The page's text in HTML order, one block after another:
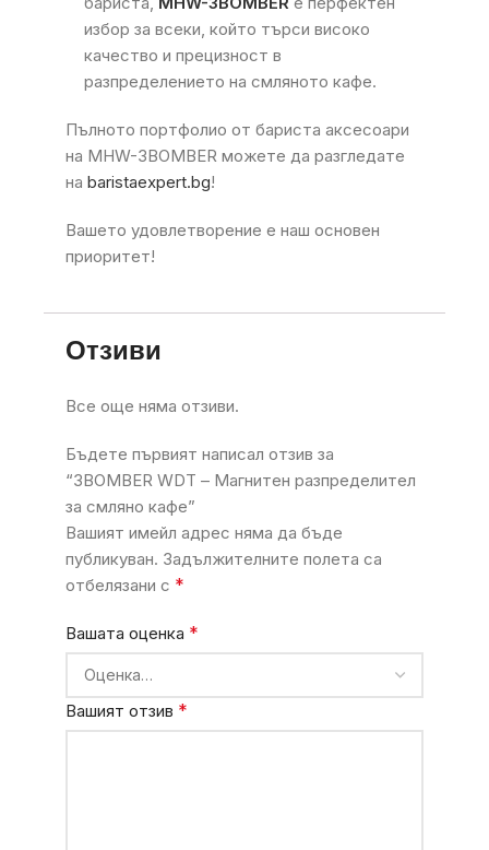
избор за всеки, който търси високо
качество и прецизност в
разпределението на смляното кафе.
Пълното портфолио от бариста аксесоари
на MHW-3BOMBER можете да разгледате
на baristaexpert.bg!
Вашето удовлетворение е наш основен
приоритет!
Отзиви
Все още няма отзиви.
Бъдете първият написал отзив за
“3BOMBER WDT – Магнитен разпределител
за смляно кафе”
Вашият имейл адрес няма да бъде
публикуван. Задължителните полета са
отбелязани с *
Вашата оценка *
Вашият отзив *